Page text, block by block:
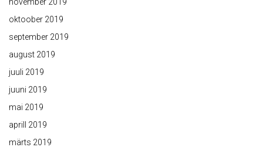
oktoober 2019
september 2019
august 2019
juuli 2019
juuni 2019
mai 2019
aprill 2019
märts 2019